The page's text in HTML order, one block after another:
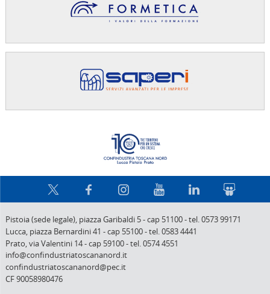
Pistoia (sede legale), piazza Garibaldi 5-cap 51100-tel. 0573 99171
Lucca, piazza Bernardini 41 -cap 55100-tel. 0583 4441
Prato,via Valentini 14-cap 59100-tel. 0574 4551
info@confindustriatoscananord.it
confindustriatoscananord@pec.it
CF 90058980476